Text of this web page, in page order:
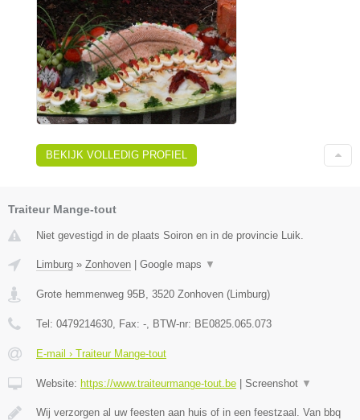
BEKIJK VOLLEDIG PROFIEL
Traiteur Mange-tout
Niet gevestigd in de plaats Soiron en in de provincie Luik.
Limburg » Zonhoven | Google maps ▼
Grote hemmenweg 95B 3520 Zonhoven (Limburg)
Tel: 0479214630 , Fax: - , BTW-nr: BE0825.065.073
E-mail › Traiteur Mange-tout
Website: https://www.traiteurmange-tout.be | Screenshot ▼
Wij verzorgen al uw feesten aan huis of in een feestzaal. Van bbq